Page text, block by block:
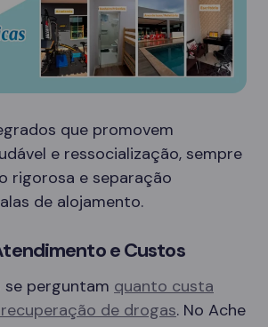
que promovem
e ressocialização, sempre
rigorosa e separação
de alojamento.
e Custos
se perguntam quanto custa
de drogas. No Ache